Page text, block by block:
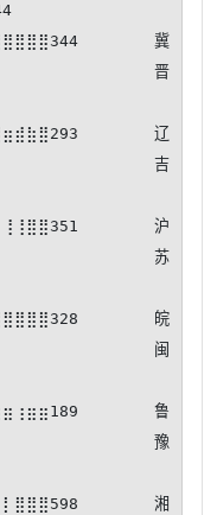
冀
晋
辽
吉
沪
苏
皖
闽
鲁
豫
湘